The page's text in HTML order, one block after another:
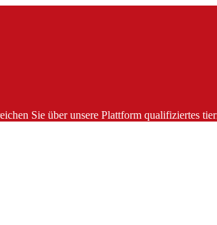
Sie über unsere Plattform qualifiziertes